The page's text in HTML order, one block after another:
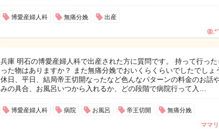
博愛産婦人科 無痛分娩 出産
🦋.*˚
兵庫 明石の博愛産婦人科で出産された方に質問です。 持って行っ
った物はありますか？ また無痛分娩でおいくらくらいでしたでしょ
休日、平日、結局帝王切開なったなど色んなパターンの料金のお話
みの具合、お風呂いつから入れるか、どの段階で病院行って入…
博愛産婦人科 病院 お風呂 帝王切開 無痛分娩
ママリ